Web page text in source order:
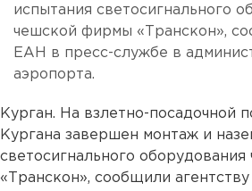
испытания светосигнального
чешской фирмы «Транскон»,
ЕАН в пресс-службе в
аэропорта.
Курган. На взлетно-посадочной
Кургана завершен монтаж и
светосигнального
«Транскон», сообщили